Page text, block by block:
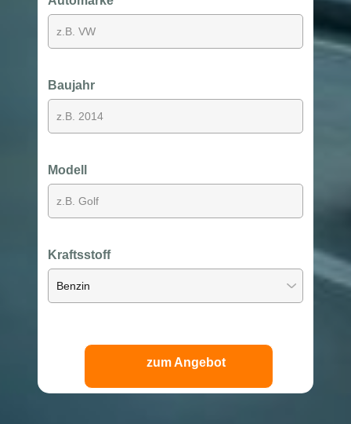
Baujahr
Modell
Kraftsstoff
zum Angebot